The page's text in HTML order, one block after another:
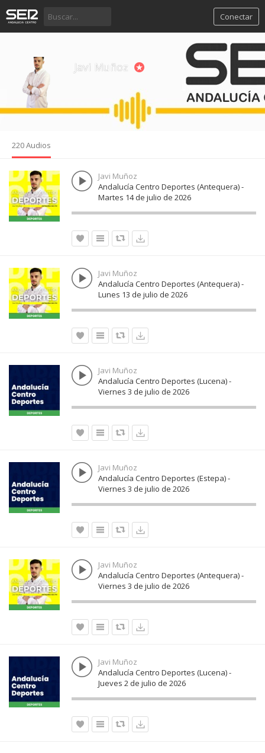
Conectar
Javi Muñoz
220 Audios
Javi Muñoz
Andalucía Centro Deportes (Antequera) -
Martes 14 de julio de 2026
Javi Muñoz
Andalucía Centro Deportes (Antequera) -
Lunes 13 de julio de 2026
Javi Muñoz
Andalucía Centro Deportes (Lucena) -
Viernes 3 de julio de 2026
Javi Muñoz
Andalucía Centro Deportes (Estepa) -
Viernes 3 de julio de 2026
Javi Muñoz
Andalucía Centro Deportes (Antequera) -
Viernes 3 de julio de 2026
Javi Muñoz
Andalucía Centro Deportes (Lucena) -
Jueves 2 de julio de 2026